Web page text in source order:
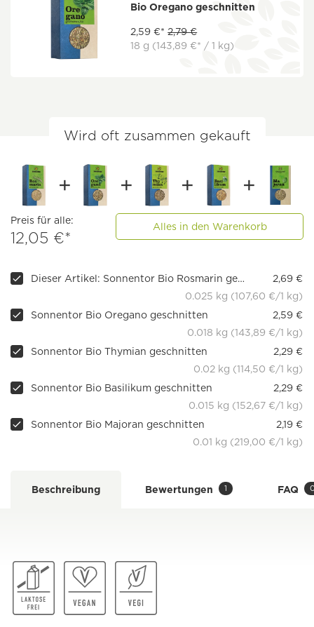
Bio Oregano geschnitten
2,59 €* 2,79 €
18 g (143,89 €* / 1 kg)
Wird oft zusammen gekauft
Preis für alle:
12,05 €*
Alles in den Warenkorb
Dieser Artikel: Sonnentor Bio Rosmarin geschnitten
2,69 €
0.025 kg (107,60 €/1 kg)
Sonnentor Bio Oregano geschnitten
2,59 €
0.018 kg (143,89 €/1 kg)
Sonnentor Bio Thymian geschnitten
2,29 €
0.02 kg (114,50 €/1 kg)
Sonnentor Bio Basilikum geschnitten
2,29 €
0.015 kg (152,67 €/1 kg)
Sonnentor Bio Majoran geschnitten
2,19 €
0.01 kg (219,00 €/1 kg)
Beschreibung Bewertungen 1 FAQ